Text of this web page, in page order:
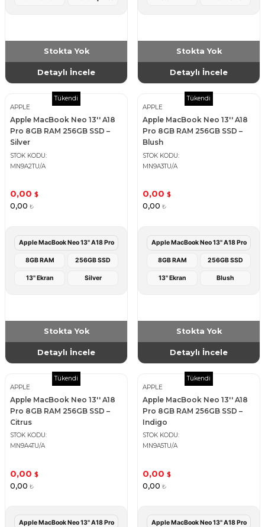
Stokta Yok
Detaylı İncele
Stokta Yok
Detaylı İncele
Tükendi
APPLE
Apple MacBook Neo 13'' A18
Pro 8GB RAM 256GB SSD –
Silver
STOK KODU
MN9A2TU/A
0,00 $
0,00 ₺
Apple MacBook Neo 13'' A18 Pro
8GB RAM 256GB SSD
13'' Ekran Silver
Stokta Yok
Detaylı İncele
Tükendi
APPLE
Apple MacBook Neo 13'' A18
Pro 8GB RAM 256GB SSD –
Blush
STOK KODU
MN9A3TU/A
0,00 $
0,00 ₺
Apple MacBook Neo 13'' A18 Pro
8GB RAM 256GB SSD
13'' Ekran Blush
Stokta Yok
Detaylı İncele
Tükendi
APPLE
Apple MacBook Neo 13'' A18
Pro 8GB RAM 256GB SSD –
Citrus
STOK KODU
MN9A4TU/A
0,00 $
0,00 ₺
Apple MacBook Neo 13'' A18 Pro
Tükendi
APPLE
Apple MacBook Neo 13'' A18
Pro 8GB RAM 256GB SSD –
Indigo
STOK KODU
MN9A5TU/A
0,00 $
0,00 ₺
Apple MacBook Neo 13'' A18 Pro